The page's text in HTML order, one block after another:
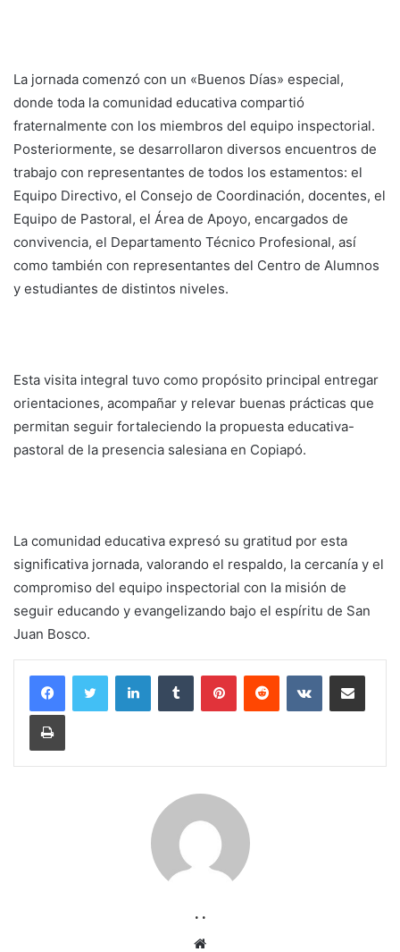
La jornada comenzó con un «Buenos Días» especial,
donde toda la comunidad educativa compartió
fraternalmente con los miembros del equipo inspectorial.
Posteriormente, se desarrollaron diversos encuentros de
trabajo con representantes de todos los estamentos: el
Equipo Directivo, el Consejo de Coordinación, docentes, el
Equipo de Pastoral, el Área de Apoyo, encargados de
convivencia, el Departamento Técnico Profesional, así
como también con representantes del Centro de Alumnos
y estudiantes de distintos niveles.
Esta visita integral tuvo como propósito principal entregar
orientaciones, acompañar y relevar buenas prácticas que
permitan seguir fortaleciendo la propuesta educativa-
pastoral de la presencia salesiana en Copiapó.
La comunidad educativa expresó su gratitud por esta
significativa jornada, valorando el respaldo, la cercanía y el
compromiso del equipo inspectorial con la misión de
seguir educando y evangelizando bajo el espíritu de San
Juan Bosco.
LinkedInTumblr PinterestReddit VKontakteCompartir por
Imprimir
. .
Sitio